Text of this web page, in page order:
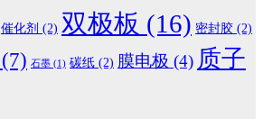
催化剂 (2) 双极板 (16) 密封胶 (2)
(7) 石墨 (1) 碳纸 (2) 膜电极 (4) 质子